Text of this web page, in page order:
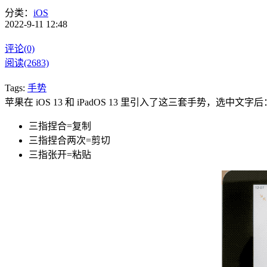
分类： iOS
2022-9-11 12:48
评论(0)
阅读(2683)
Tags: 手势
苹果在 iOS 13 和 iPadOS 13 里引入了这三套手势，选中文字后
三指捏合=复制
三指捏合两次=剪切
三指张开=粘贴